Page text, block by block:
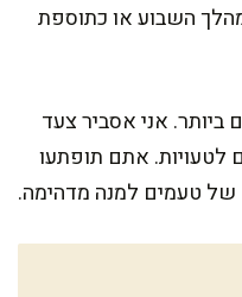
השבוע או כתוספת
ביותר. אני אסביר צעד
לטעויות. אתם תופתעו
של טעמים למנה מדהימה.